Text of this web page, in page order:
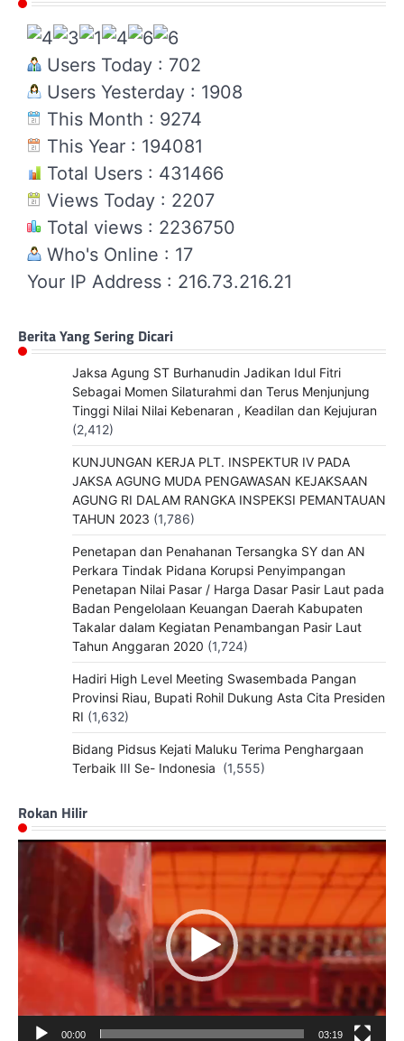
Users Today : 702
Users Yesterday : 1908
This Month : 9274
This Year : 194081
Total Users : 431466
Views Today : 2207
Total views : 2236750
Who's Online : 17
Your IP Address : 216.73.216.21
Berita Yang Sering Dicari
Jaksa Agung ST Burhanudin Jadikan Idul Fitri
Sebagai Momen Silaturahmi dan Terus Menjunjung
Tinggi Nilai Nilai Kebenaran , Keadilan dan Kejujuran
(2,412)
KUNJUNGAN KERJA PLT. INSPEKTUR IV PADA
JAKSA AGUNG MUDA PENGAWASAN KEJAKSAAN
AGUNG RI DALAM RANGKA INSPEKSI PEMANTAUAN
TAHUN 2023 (1,786)
Penetapan dan Penahanan Tersangka SY dan AN
Perkara Tindak Pidana Korupsi Penyimpangan
Penetapan Nilai Pasar / Harga Dasar Pasir Laut pada
Badan Pengelolaan Keuangan Daerah Kabupaten
Takalar dalam Kegiatan Penambangan Pasir Laut
Tahun Anggaran 2020 (1,724)
Hadiri High Level Meeting Swasembada Pangan
Provinsi Riau, Bupati Rohil Dukung Asta Cita Presiden
RI (1,632)
Bidang Pidsus Kejati Maluku Terima Penghargaan
Terbaik III Se- Indonesia (1,555)
Rokan Hilir
Pemutar
00:00 03:19